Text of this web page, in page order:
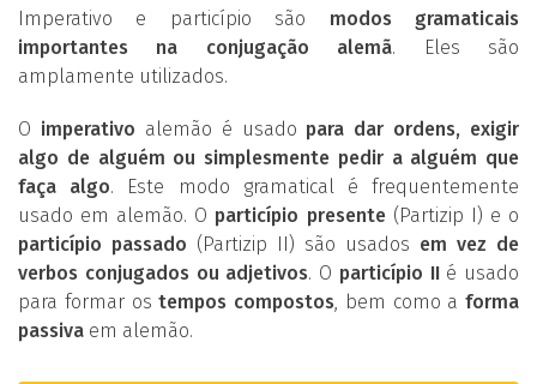
Imperativo e particípio são modos gramaticais
importantes na conjugação alemã. Eles são
amplamente utilizados.
O imperativo alemão é usado para dar ordens, exigir
algo de alguém ou simplesmente pedir a alguém que
faça algo. Este modo gramatical é frequentemente
usado em alemão. O particípio presente(Partizip I) e o
particípio passado (Partizip II) são usados em vez de
verbos conjugados ou adjetivos. O particípio IIé usado
para formar ostempos compostos, bem como a forma
passiva em alemão.